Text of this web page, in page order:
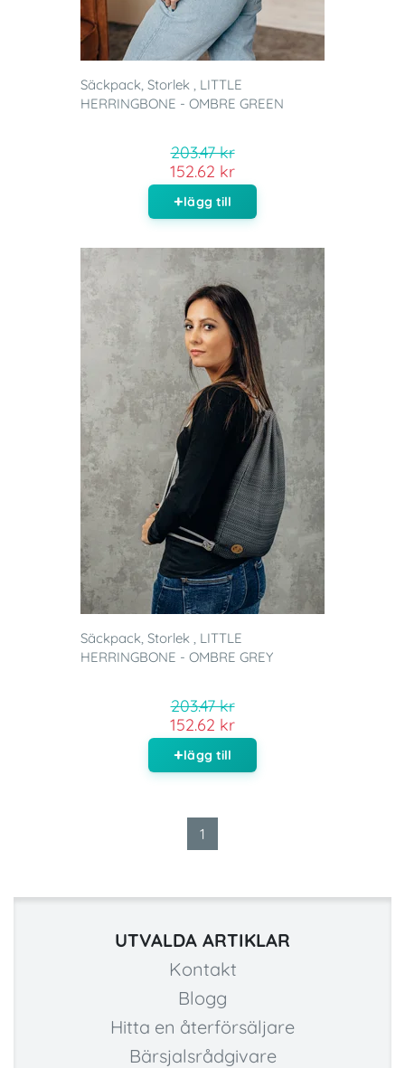
Säckpack, Storlek , LITTLE
HERRINGBONE - OMBRE GREEN
203.47 kr
152.62 kr
lägg till
Säckpack, Storlek , LITTLE
HERRINGBONE - OMBRE GREY
203.47 kr
152.62 kr
lägg till
1
UTVALDA ARTIKLAR
Kontakt
Blogg
Hitta en återförsäljare
Bärsjalsrådgivare